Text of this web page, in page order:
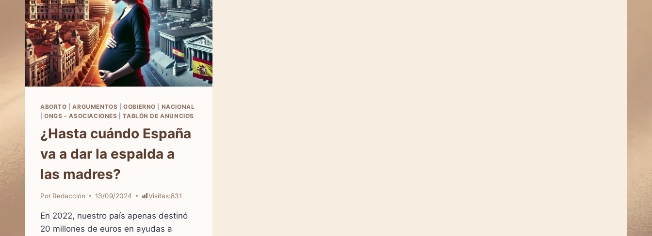
ABORTO |ARGUMENTOS |GOBIERNO
NACIONAL
|ONGS - ASOCIACIONES |TABLÓN DE ANUNCIOS
¿Hasta cuándo España
va a dar la espalda a
las madres?
Por Redacción 13/09/2024 Visitas:831
En 2022, nuestro país apenas destinó
20 millones de euros en ayudas a